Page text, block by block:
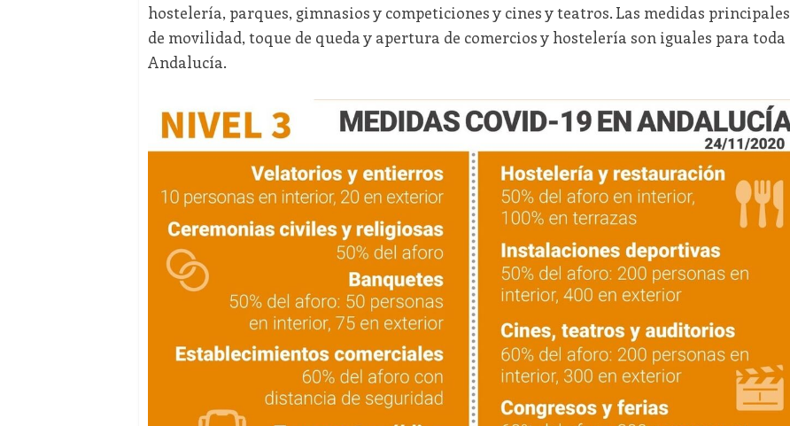
hostelería, parques, gimnasios y competiciones y cines y teatros. Las medidas principales
de movilidad, toque de queda y apertura de comercios y hostelería son iguales para toda
Andalucía.